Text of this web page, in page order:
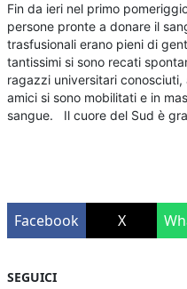
Fin da ieri nel primo
persone pronte a donare il
trasfusionali erano pieni di
tantissimi si sono recati
ragazzi universitari
amici si sono mobilitati e in
sangue. Il cuore del Sud è
Facebook X
SEGUICI